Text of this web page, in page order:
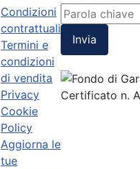
Condizioni
contrattuali
Termini e
condizioni
di vendita
Privacy
Cookie
Policy
Aggiorna le
tue
Invia
Certificato n.